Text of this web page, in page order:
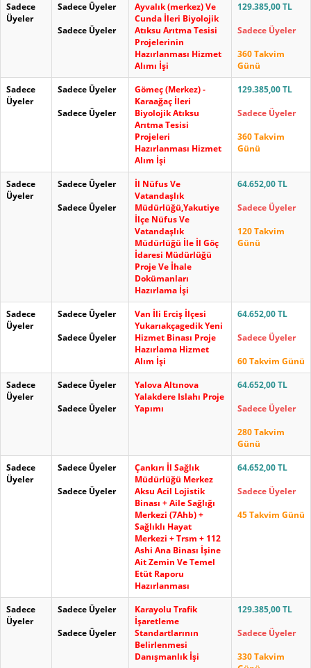
Sadece
Üyeler
Sadece Üyeler
Sadece Üyeler
Ayvalık (merkez) Ve
Cunda İleri Biyolojik
Atıksu Arıtma Tesisi
Projelerinin
Hazırlanması Hizmet
Alımı İşi
129.385,00 TL
Sadece Üyeler
360 Takvim
Günü
Sadece
Üyeler
Sadece Üyeler
Sadece Üyeler
Gömeç (Merkez) -
Karaağaç İleri
Biyolojik Atıksu
Arıtma Tesisi
Projeleri
Hazırlanması Hizmet
Alım İşi
129.385,00 TL
Sadece Üyeler
360 Takvim
Günü
Sadece
Üyeler
Sadece Üyeler
Sadece Üyeler
İl Nüfus Ve
Vatandaşlık
Müdürlüğü,Yakutiye
İlçe Nüfus Ve
Vatandaşlık
Müdürlüğü İle İl Göç
İdaresi Müdürlüğü
Proje Ve İhale
Dokümanları
Hazırlama İşi
64.652,00 TL
Sadece Üyeler
120 Takvim
Günü
Sadece
Üyeler
Sadece Üyeler
Sadece Üyeler
Van İli Erciş İlçesi
Yukarıakçagedik Yeni
Hizmet Binası Proje
Hazırlama Hizmet
Alım İşi
64.652,00 TL
Sadece Üyeler
60 Takvim Günü
Sadece
Üyeler
Sadece Üyeler
Sadece Üyeler
Yalova Altınova
Yalakdere Islahı Proje
Yapımı
64.652,00 TL
Sadece Üyeler
280 Takvim
Günü
Sadece
Üyeler
Sadece Üyeler
Sadece Üyeler
Çankırı İl Sağlık
Müdürlüğü Merkez
Aksu Acil Lojistik
Binası + Aile Sağlığı
Merkezi (7Ahb) +
Sağlıklı Hayat
Merkezi + Trsm + 112
Ashi Ana Binası İşine
Ait Zemin Ve Temel
Etüt Raporu
Hazırlanması
64.652,00 TL
Sadece Üyeler
45 Takvim Günü
Sadece
Üyeler
Sadece Üyeler
Sadece Üyeler
Karayolu Trafik
İşaretleme
Standartlarının
Belirlenmesi
Danışmanlık İşi
129.385,00 TL
Sadece Üyeler
330 Takvim